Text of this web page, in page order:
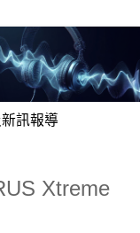
訊報導
Xtreme